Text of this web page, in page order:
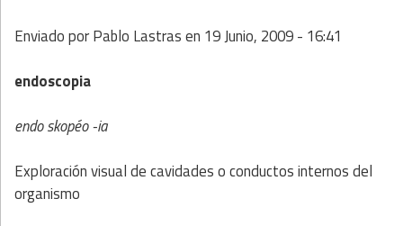
Enviado porPablo Lastrasen 19 Junio, 2009 - 16:41
endoscopia
endo skopéo -ia
Exploración visual de cavidades o conductos internos del
organismo